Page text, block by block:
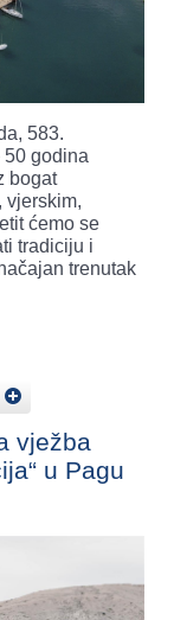
583.
godina
bogat
vjerskim,
ćemo se
tradiciju i
trenutak
vježba
u Pagu